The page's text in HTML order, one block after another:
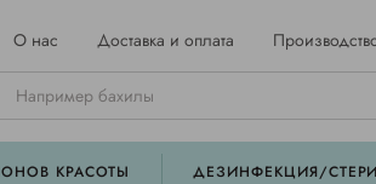
О нас Доставка и оплата
КРАСОТЫ ДЕЗИНФЕКЦИЯ/